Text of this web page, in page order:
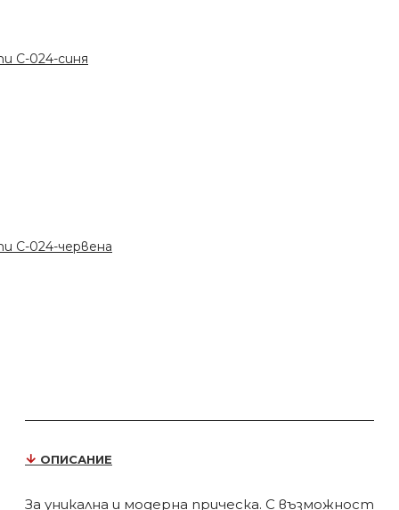
C-024-синя
C-024-червена
ОПИСАНИЕ
За уникална и модерна прическа. С възможност